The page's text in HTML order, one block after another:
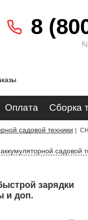
8
Оплата Сборка
садовой техники
садовой
зарядки
и доп.